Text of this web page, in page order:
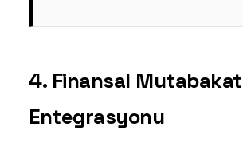
4. Finansal
Entegrasyonu